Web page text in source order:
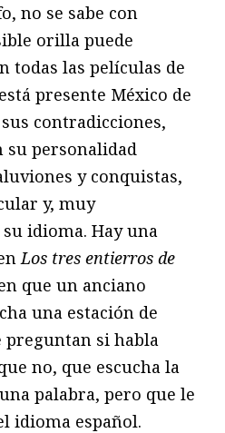
no se sabe con
orilla puede
todas las películas de
presente México de
contradicciones,
su personalidad
y conquistas,
y, muy
idioma. Hay una
Los tres entierros de
que un anciano
una estación de
preguntan si habla
no, que escucha la
palabra, pero que le
idioma español.